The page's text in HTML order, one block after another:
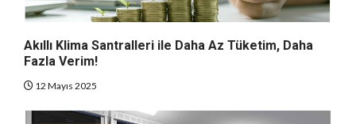
Akıllı Klima Santralleri ile Daha Az Tüketim, Daha
Fazla Verim!
12 Mayıs 2025